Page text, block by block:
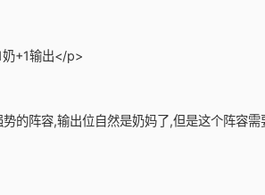
+1输出</p>
的阵容,输出位自然是奶妈了,但是这个阵容